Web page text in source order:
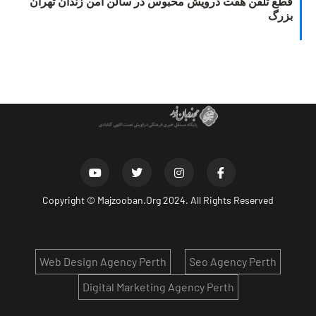
بزرگ
Copyright © Majzooban.Org2024. All Rights Reserved
Seo Agency Perth
Web Design Agency Perth
Digital Marketing Agency Perth